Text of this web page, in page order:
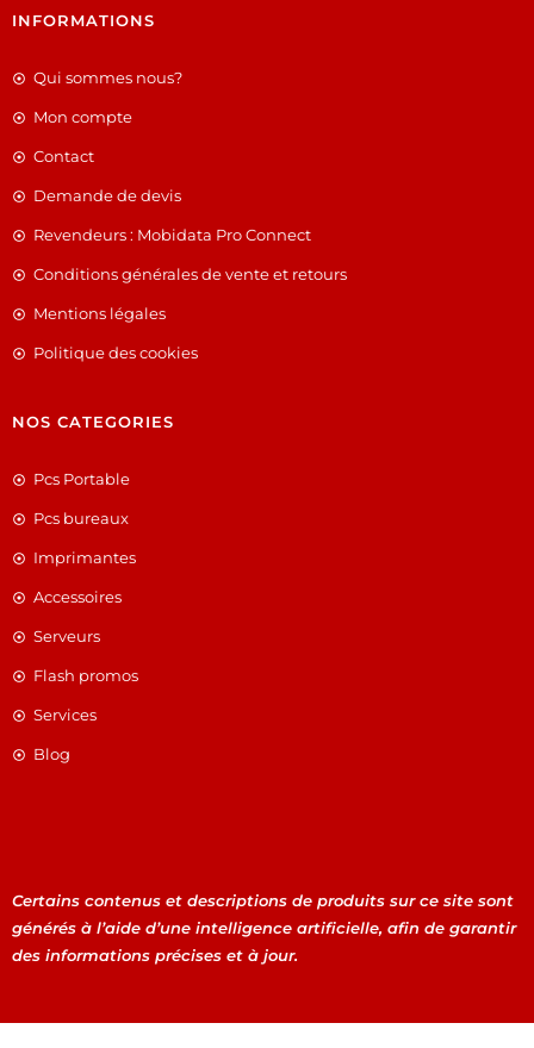
INFORMATIONS
Qui sommes nous?
Mon compte
Contact
Demande de devis
Revendeurs : Mobidata Pro Connect
Conditions générales de vente et retours
Mentions légales
Politique des cookies
NOS CATEGORIES
Pcs Portable
Pcs bureaux
Imprimantes
Accessoires
Serveurs
Flash promos
Services
Blog
Certains contenus et descriptions de produits sur ce site sont
générés à l’aide d’une intelligence artificielle, afin de garantir
des informations précises et à jour.